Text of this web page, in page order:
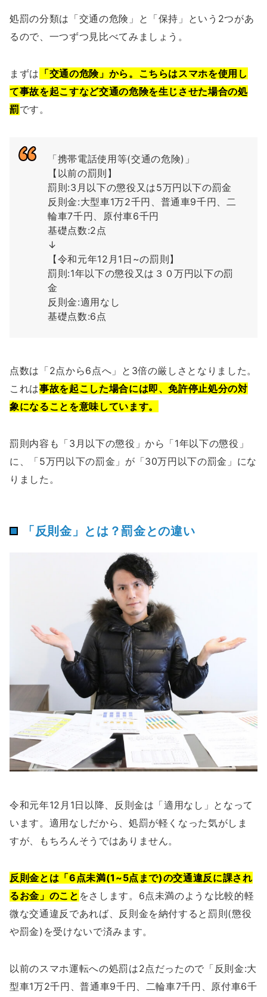
処罰の分類は「交通の危険」と「保持」という2つがあ
るので、一つずつ見比べてみましょう。
まずは 「交通の危険」から。こちらはスマホを使用し
て事故を起こすなど交通の危険を生じさせた場合の処
罰です。
「携帯電話使用等(交通の危険)」
【以前の罰則】
罰則:3月以下の懲役又は5万円以下の罰金
反則金:大型車1万2千円、普通車9千円、二
輪車7千円、原付車6千円
基礎点数:2点
↓
【令和元年12月1日~の罰則】
罰則:1年以下の懲役又は３０万円以下の罰
金
反則金:適用なし
基礎点数:6点
点数は「2点から6点へ」と3倍の厳しさとなりました。
これは事故を起こした場合には即、免許停止処分の対
象になることを意味しています。
罰則内容も「3月以下の懲役」から「1年以下の懲役」
に、「5万円以下の罰金」が「30万円以下の罰金」にな
りました。
「反則金」とは？罰金との違い
令和元年12月1日以降、反則金は「適用なし」となって
います。適用なしだから、処罰が軽くなった気がしま
すが、もちろんそうではありません。
反則金とは「6点未満(1~5点まで)の交通違反に課され
るお金」のこと をさします。6点未満のような比較的軽
微な交通違反であれば、反則金を納付すると罰則(懲役
や罰金)を受けないで済みます。
以前のスマホ運転への処罰は2点だったので「反則金:大
型車1万2千円、普通車9千円、二輪車7千円、原付車6千